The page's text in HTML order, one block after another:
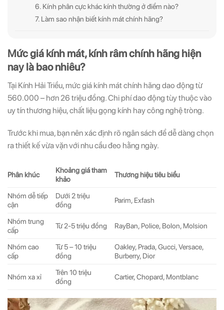
6. Kính phân cực khác kính thường ở điểm nào?
7. Làm sao nhận biết kính mát chính hãng?
Mức giá kính mát, kính râm chính hãng hiện
nay là bao nhiêu?
Tại Kính Hải Triều, mức giá kính mát chính hãng dao động từ
560.000 – hơn 26 triệu đồng. Chi phí dao động tùy thuộc vào
uy tín thương hiệu, chất liệu gọng kính hay công nghệ tròng.
Trước khi mua, bạn nên xác định rõ ngân sách để dễ dàng chọn
ra thiết kế vừa vặn với nhu cầu đeo hằng ngày.
Phân khúc
Khoảng giá tham
khảo
Thương hiệu tiêu biểu
Nhóm dễ tiếp
cận
Dưới 2 triệu
đồng
Parim, Exfash
Nhóm trung
cấp
Từ 2-5 triệu đồng RayBan, Police, Bolon, Molsion
Nhóm cao
cấp
Từ 5 – 10 triệu
đồng
Oakley, Prada, Gucci, Versace,
Burberry, Dior
Nhóm xa xỉ
Trên 10 triệu
đồng
Cartier, Chopard, Montblanc